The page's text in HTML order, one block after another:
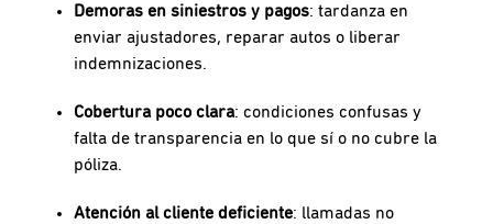
Demoras en siniestros y pagos: tardanza en
enviar ajustadores, reparar autos o liberar
indemnizaciones.
Cobertura poco clara: condiciones confusas y
falta de transparencia en lo que sí o no cubre la
póliza.
Atención al cliente deficiente: llamadas no